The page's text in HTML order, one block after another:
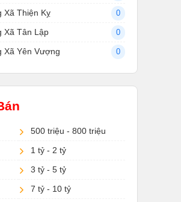
Xã Thiện Kỵ 0
Xã Tân Lập 0
Xã Yên Vượng 0
500 triệu - 800 triệu
1 tỷ - 2 tỷ
3 tỷ - 5 tỷ
7 tỷ - 10 tỷ